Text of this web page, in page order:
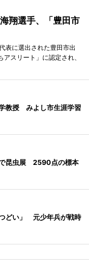
翔選手、「豊田市
表に選出された豊田市出
スリート」に認定され、
教授 みよし市生涯学習
昆虫展 2590点の標本
どい」 元少年兵が戦時